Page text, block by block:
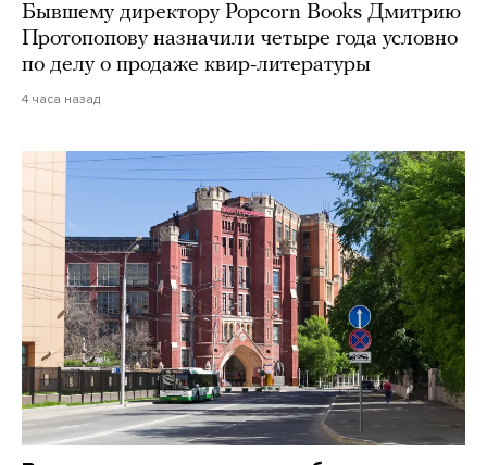
Бывшему директору Popcorn Books Дмитрию
Протопопову назначили четыре года условно
по делу о продаже квир-литературы
4 часа назад